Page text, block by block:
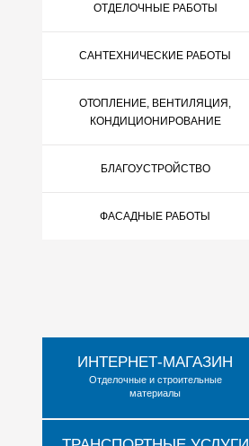
ОТДЕЛОЧНЫЕ РАБОТЫ
САНТЕХНИЧЕСКИЕ РАБОТЫ
ОТОПЛЕНИЕ, ВЕНТИЛЯЦИЯ,
КОНДИЦИОНИРОВАНИЕ
БЛАГОУСТРОЙСТВО
ФАСАДНЫЕ РАБОТЫ
ИНТЕРНЕТ-МАГАЗИН
Отделочные и строительные
материалы